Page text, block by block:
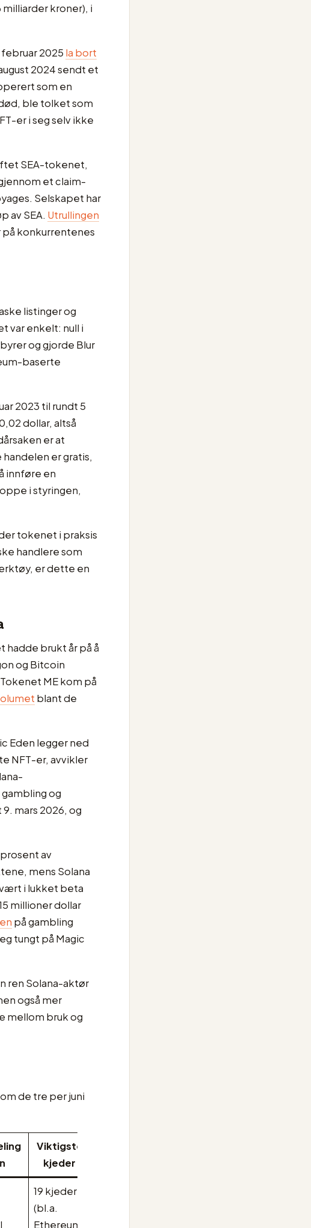
kroner), i
februar 2025 la bort
2024 sendt et
som en
ble tolket som
er i seg selv ikke
SEA-tokenet,
et claim-
Selskapet har
av SEA. Utrullingen
på konkurrentenes
listinger og
var enkelt: null i
og gjorde Blur
baserte
2023 til rundt 5
dollar, altså
er at
er gratis,
innføre en
i styringen,
tokenet i praksis
handlere som
er dette en
hadde brukt år på å
og Bitcoin
ME kom på
blant de
Eden legger ned
NFT-er, avvikler
og
mars 2026, og
av
mens Solana
i lukket beta
millioner dollar
på gambling
tungt på Magic
ren Solana-aktør
også mer
mellom bruk og
de tre per juni
Viktigste
kjeder
19 kjeder
(bl.a.
Ethereum,